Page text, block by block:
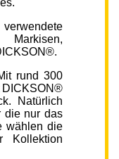
Markisen,
rund 300
DICKSON®
Natürlich
die nur das
wählen die
Kollektion